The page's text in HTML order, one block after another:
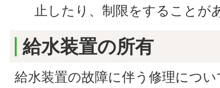
止したり、制限をすることが
給水装置の所有
給水装置の故障に伴う修理につ